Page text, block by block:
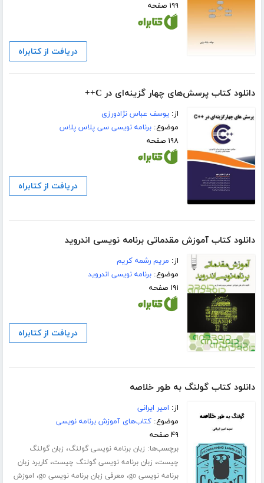
۱۹۹ صفحه
دریافت از کتابراه
دانلود کتاب پرسش‌های چهار گزینه‌ای در C++
از:یوسف عباس نژادورزی
موضوع:برنامه نویسی سی پلاس پلاس
۱۹۸ صفحه
دریافت از کتابراه
دانلود کتاب آموزش مقدماتی برنامه نویسی اندروید
از: مریم رشمه کریم
موضوع:برنامه نویسی اندروید
۱۹۱ صفحه
دریافت از کتابراه
دانلود کتاب گولنگ به طور خلاصه
از: امیر ایرانی
موضوع:کتاب‌های آموزش برنامه نویسی
۴۹ صفحه
برچسب‌ها: زبان برنامه نویسی گولنگ، زبان گولنگ
چیست، زبان برنامه نویسی گولنگ چیست،کاربرد زبان
برنامه نویسی go
، معرفی زبان برنامه نویسی go ، اموزش